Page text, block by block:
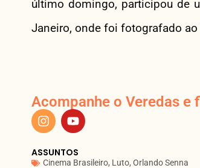
último domingo, participou de
Janeiro, onde foi fotografado
Acompanhe o Veredas e
ASSUNTOS
Cinema Brasileiro, Luto, Orlando Senna